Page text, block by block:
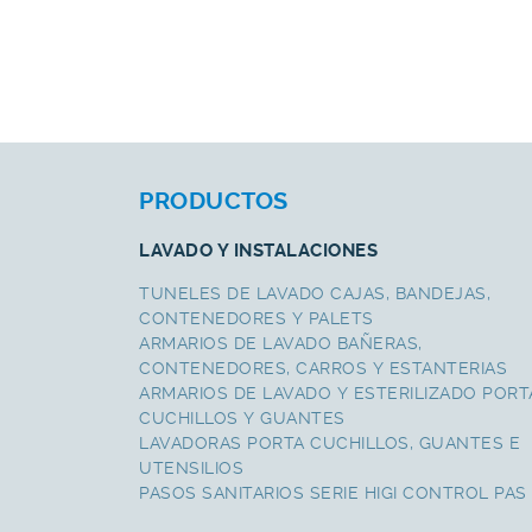
PRODUCTOS
LAVADO Y INSTALACIONES
TUNELES DE LAVADO CAJAS, BANDEJAS,
CONTENEDORES Y PALETS
ARMARIOS DE LAVADO BAÑERAS,
CONTENEDORES, CARROS Y ESTANTERIAS
ARMARIOS DE LAVADO Y ESTERILIZADO
CUCHILLOS Y GUANTES
LAVADORAS PORTA CUCHILLOS, GUANTES E
UTENSILIOS
PASOS SANITARIOS SERIE HIGI CONTROL PAS